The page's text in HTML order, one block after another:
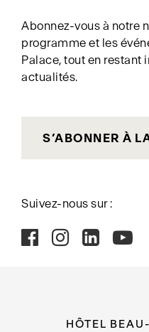
Abonnez-vous à notre
programme et les
Palace, tout en restant
actualités.
S’ABONNER À
Suivez-nous sur :
HÔTEL